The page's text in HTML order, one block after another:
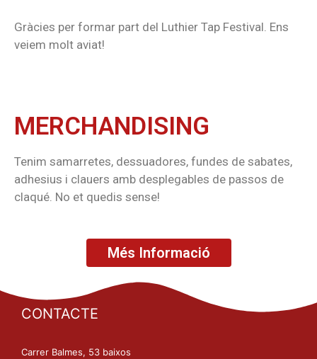
Gràcies per formar part del Luthier Tap Festival. Ens
veiem molt aviat!
MERCHANDISING
Tenim samarretes, dessuadores, fundes de sabates,
adhesius i clauers amb desplegables de passos de
claqué. No et quedis sense!
Més Informació
CONTACTE
Carrer Balmes, 53 baixos